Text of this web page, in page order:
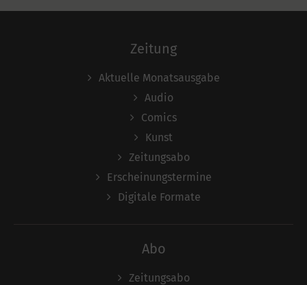
Zeitung
Aktuelle Monatsausgabe
Audio
Comics
Kunst
Zeitungsabo
Erscheinungstermine
Digitale Formate
Abo
Zeitungsabo